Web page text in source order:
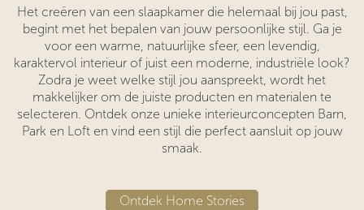
Het creëren van een slaapkamer die helemaal bij jou past,
begint met het bepalen van jouw persoonlijke stijl. Ga je
voor een warme, natuurlijke sfeer, een levendig,
karaktervol interieur of juist een moderne, industriële look?
Zodra je weet welke stijl jou aanspreekt, wordt het
makkelijker om de juiste producten en materialen te
selecteren. Ontdek onze unieke interieurconcepten Barn,
Park en Loft en vind een stijl die perfect aansluit op jouw
smaak.
​​Ontdek Home Stories